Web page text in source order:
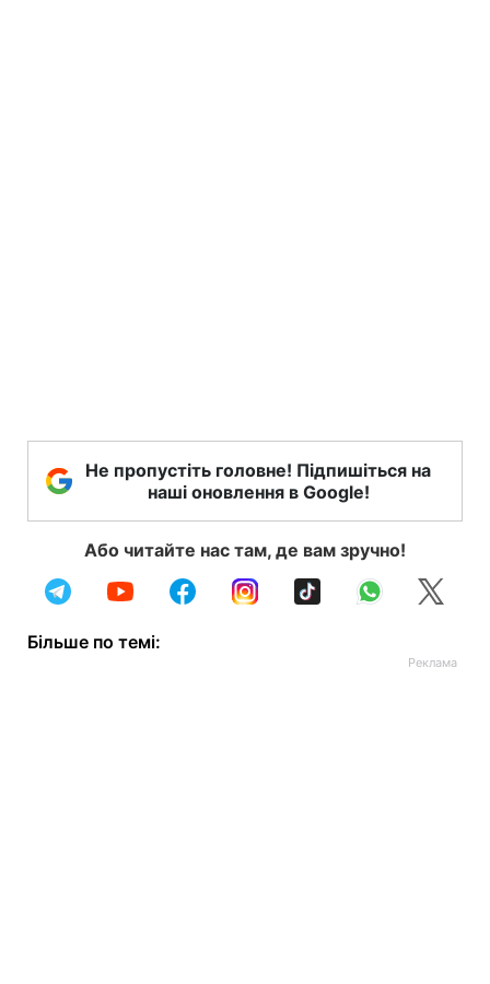
Не пропустіть головне! Підпишіться на
наші оновлення в Google!
Або читайте нас там, де вам зручно!
Більше по темі: